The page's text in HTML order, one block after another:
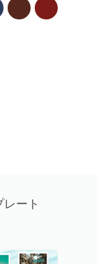
ート